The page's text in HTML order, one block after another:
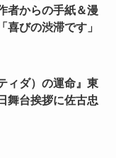
者からの手紙＆漫
喜びの渋滞です」
ィダ）の運命』東
舞台挨拶に佐古忠